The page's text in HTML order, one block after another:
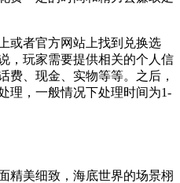
或者官方网站上找到兑换选
，玩家需要提供相关的个人信
费、现金、实物等等。之后，
理，一般情况下处理时间为1-
精美细致，海底世界的场景栩